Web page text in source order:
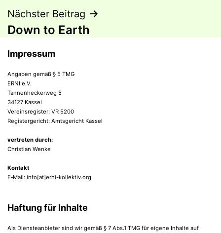
Nächster Beitrag
Down to Earth
Impressum
Angaben gemäß § 5 TMG
ERNI e.V.
Tannenheckerweg 5
34127 Kassel
Vereinsregister: VR 5200
Registergericht: Amtsgericht Kassel
vertreten durch:
Christian Wenke
Kontakt
E‑Mail: info[at]erni-kollektiv.org
Haftung für Inhalte
Als Diensteanbieter sind wir gemäß § 7 Abs.1 TMG für eigene Inhalte auf